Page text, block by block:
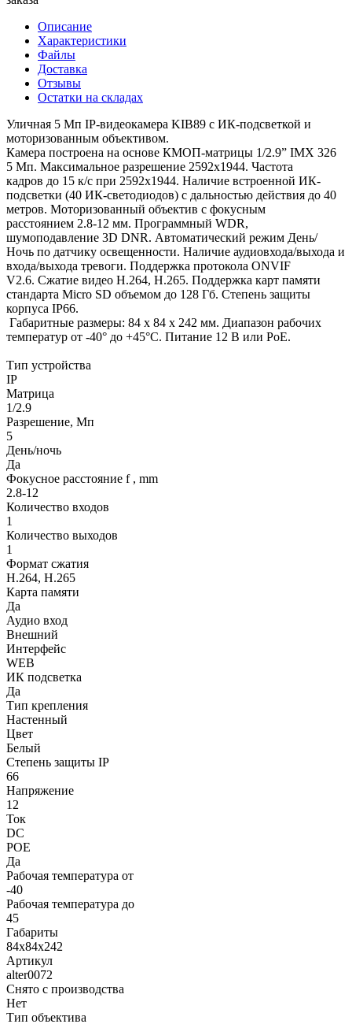
Описание
Характеристики
Файлы
Доставка
Отзывы
Остатки на складах
Уличная 5 Мп IP-видеокамера KIB89 с ИК-подсветкой и
моторизованным объективом.
Камера построена на основе КМОП-матрицы 1/2.9” IMX 326
5 Мп. Максимальное разрешение 2592х1944. Частота
кадров до 15 к/с при 2592х1944. Наличие встроенной ИК-
подсветки (40 ИК-светодиодов) с дальностью действия до 40
метров. Моторизованный объектив с фокусным
расстоянием 2.8-12 мм. Программный WDR,
шумоподавление 3D DNR. Автоматический режим День/
Ночь по датчику освещенности. Наличие аудиовхода/выхода и
входа/выхода тревоги. Поддержка протокола ONVIF
V2.6. Сжатие видео H.264, Н.265. Поддержка карт памяти
стандарта Micro SD объемом до 128 Гб. Степень защиты
корпуса IP66.
Габаритные размеры: 84 х 84 х 242 мм. Диапазон рабочих
температур от -40° до +45°С. Питание 12 В или PoE.
Тип устройства
IP
Матрица
1/2.9
Разрешение, Мп
5
День/ночь
Да
Фокусное расстояние f , mm
2.8-12
Количество входов
1
Количество выходов
1
Формат сжатия
H.264, H.265
Карта памяти
Да
Аудио вход
Внешний
Интерфейс
WEB
ИК подсветка
Да
Тип крепления
Настенный
Цвет
Белый
Степень защиты IP
66
Напряжение
12
Ток
DC
POE
Да
Рабочая температура от
-40
Рабочая температура до
45
Габариты
84х84х242
Артикул
alter0072
Снято с производства
Нет
Тип объектива